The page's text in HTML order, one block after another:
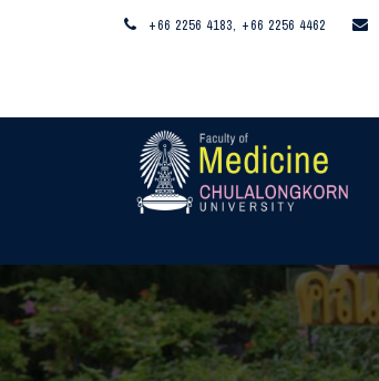
+66 2256 4183, +66 2256 4462